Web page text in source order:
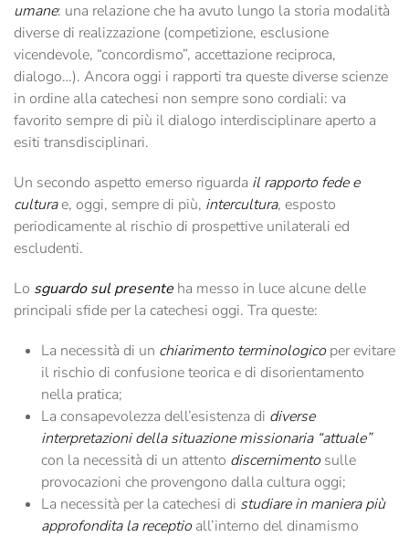
umane: una relazione che ha avuto lungo la storia modalità
diverse di realizzazione (competizione, esclusione
vicendevole, “concordismo”, accettazione reciproca,
dialogo…). Ancora oggi i rapporti tra queste diverse scienze
in ordine alla catechesi non sempre sono cordiali: va
favorito sempre di più il dialogo interdisciplinare aperto a
esiti transdisciplinari.
Un secondo aspetto emerso riguarda il rapporto fede e
culturae, oggi, sempre di più, intercultura, esposto
periodicamente al rischio di prospettive unilaterali ed
escludenti.
Lo sguardo sul presente ha messo in luce alcune delle
principali sfide per la catechesi oggi. Tra queste:
La necessità di un chiarimento terminologico per evitare
il rischio di confusione teorica e di disorientamento
nella pratica;
La consapevolezza dell’esistenza di diverse
interpretazioni della situazione missionaria “attuale”
con la necessità di un attento discernimento sulle
provocazioni che provengono dalla cultura oggi;
La necessità per la catechesi di studiare in maniera più
approfondita la receptio all’interno del dinamismo